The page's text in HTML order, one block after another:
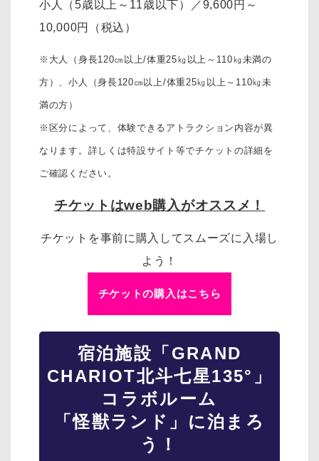
小人（5歳以上～11歳以下）
／9,600円～
10,000円
（税込）
※大人（身長120㎝以上/体重25㎏以上～110㎏未満の
方）、小人（身長120㎝以上/体重25㎏以上～110㎏未
満の方）
※区分によって、体験できるアトラクション内容が異
なります。詳しくは特設サイト等でチケットの詳細を
ご確認ください。
チケットはweb購入がオススメ！
チケットを事前に購入してスムーズに入場し
よう！
チケットの購入はこちら
宿泊施設「GRAND
CHARIOT北斗七星135°」
コラボルーム
「怪獣ランド」に泊まろ
う！